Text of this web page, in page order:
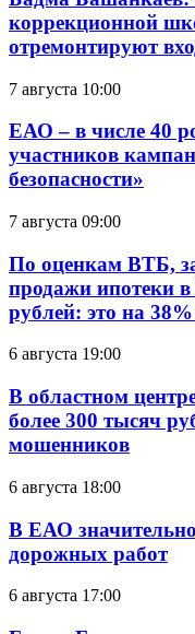
коррекционной
отремонтируют
7 августа 10:00
ЕАО – в числе 40
участников
безопасности»
7 августа 09:00
По оценкам ВТБ,
продажи ипотеки
рублей: это на
6 августа 19:00
В областном
более 300 тысяч
мошенников
6 августа 18:00
В ЕАО
дорожных работ
6 августа 17:00